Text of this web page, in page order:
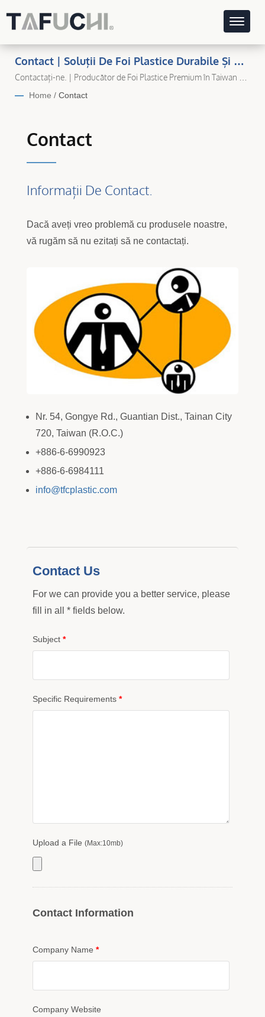
Contact | Soluții De Foi Plastice Durabile Și De
Înaltă Calitate Pentru Fiecare Aplicație
Contactați-ne. | Producător de Foi Plastice Premium în Taiwan –
Home / Contact
Contact
Informații De Contact.
Dacă aveți vreo problemă cu produsele noastre,
vă rugăm să nu ezitați să ne contactați.
Nr. 54, Gongye Rd., Guantian Dist., Tainan City
720, Taiwan (R.O.C.)
+886-6-6990923
+886-6-6984111
info@tfcplastic.com